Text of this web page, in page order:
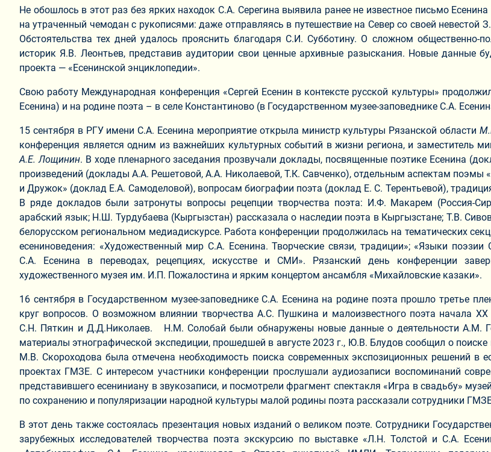
Не обошлось в этот раз без ярких находок С.А. Серегина выявила ранее не известное письмо
на утраченный чемодан с рукописями: даже отправляясь в путешествие на Север со своей
Обстоятельства тех дней удалось прояснить благодаря С.И. Субботину. О сложном общественно-
историк Я.В. Леонтьев, представив аудитории свои ценные архивные разыскания. Новые данные
проекта — «Есенинской энциклопедии».
Свою работу Международная конференция «Сергей Есенин в контексте русской культуры»
Есенина) и на родине поэта – в селе Константиново (в Государственном музее-заповеднике С.А.
15 сентября в РГУ имени С.А. Есенина мероприятие открыла министр культуры Рязанской области
конференция является одним из важнейших культурных событий в жизни региона, и заместитель
А.Е. Лощинин. В ходе пленарного заседания прозвучали доклады, посвященные поэтике Есенина
произведений (доклады А.А. Решетовой, А.А. Николаевой, Т.К. Савченко), отдельным аспектам
и Дружок» (доклад Е.А. Самоделовой), вопросам биографии поэта (доклад Е. С. Терентьевой),
В ряде докладов были затронуты вопросы рецепции творчества поэта: И.Ф. Макарем (Россия-
арабский язык; Н.Ш. Турдубаева (Кыргызстан) рассказала о наследии поэта в Кыргызстане; Т.В.
белорусском региональном медиадискурсе. Работа конференции продолжилась на тематических
есениноведения: «Художественный мир С.А. Есенина. Творческие связи, традиции»; «Языки
С.А. Есенина в переводах, рецепциях, искусстве и СМИ». Рязанский день конференции
художественного музея им. И.П. Пожалостина и ярким концертом ансамбля «Михайловские казаки».
16 сентября в Государственном музее-заповеднике С.А. Есенина на родине поэта прошло третье
круг вопросов. О возможном влиянии творчества А.С. Пушкина и малоизвестного поэта начала ХХ
С.Н. Пяткин и Д.Д.Николаев. Н.М. Солобай были обнаружены новые данные о деятельности А.М.
материалы этнографической экспедиции, прошедшей в августе 2023 г., Ю.В. Блудов сообщил о
М.В. Скороходова была отмечена необходимость поиска современных экспозиционных решений в
проектах ГМЗЕ. С интересом участники конференции прослушали аудиозаписи воспоминаний
представившего есениниану в звукозаписи, и посмотрели фрагмент спектакля «Игра в свадьбу»
по сохранению и популяризации народной культуры малой родины поэта рассказали сотрудники
В этот день также состоялась презентация новых изданий о великом поэте. Сотрудники
зарубежных исследователей творчества поэта экскурсию по выставке «Л.Н. Толстой и С.А.